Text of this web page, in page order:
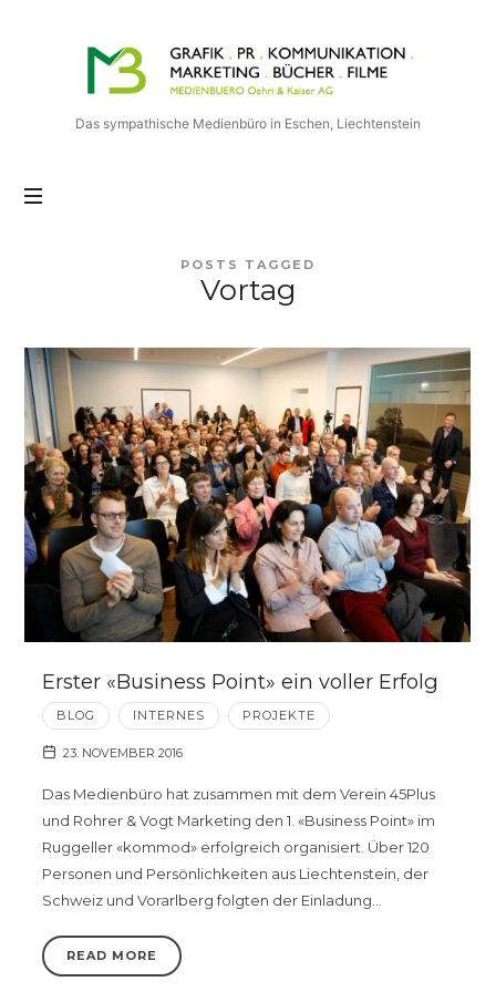
Medienbuero
Oehri
&
Kaiser
AG
Das sympathische Medienbüro in Eschen, Liechtenstein
POSTS TAGGED
Vortag
Erster «Business Point» ein voller Erfolg
BLOG INTERNES PROJEKTE
23. NOVEMBER 2016
Das Medienbüro hat zusammen mit dem Verein 45Plus
und Rohrer & Vogt Marketing den 1. «Business Point» im
Ruggeller «kommod» erfolgreich organisiert. Über 120
Personen und Persönlichkeiten aus Liechtenstein, der
Schweiz und Vorarlberg folgten der Einladung…
READ MORE